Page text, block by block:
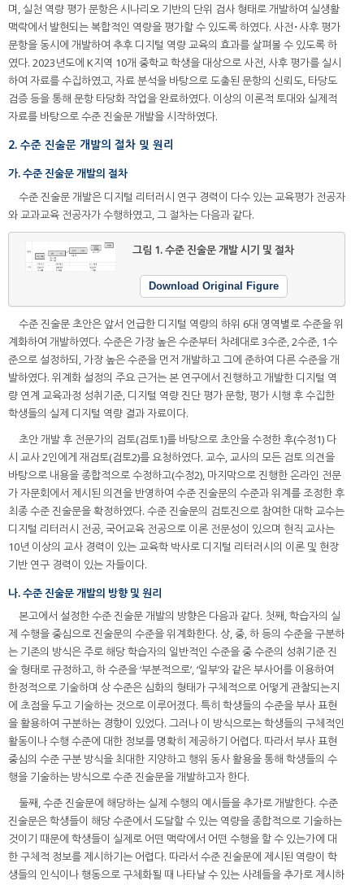
며, 실천 역량 평가 문항은 시나리오 기반의 단위 검사 형태로 개발하여 실생활
맥락에서 발현되는 복합적인 역량을 평가할 수 있도록 하였다. 사전･사후 평가
문항을 동시에 개발하여 추후 디지털 역량 교육의 효과를 살펴볼 수 있도록 하
였다. 2023년도에 K지역 10개 중학교 학생을 대상으로 사전, 사후 평가를 실시
하여 자료를 수집하였고, 자료 분석을 바탕으로 도출된 문항의 신뢰도, 타당도
검증 등을 통해 문항 타당화 작업을 완료하였다. 이상의 이론적 토대와 실제적
자료를 바탕으로 수준 진술문 개발을 시작하였다.
2. 수준 진술문 개발의 절차 및 원리
가. 수준 진술문 개발의 절차
수준 진술문 개발은 디지털 리터러시 연구 경력이 다수 있는 교육평가 전공자
와 교과교육 전공자가 수행하였고, 그 절차는 다음과 같다.
그림 1.수준 진술문 개발 시기 및 절차
Download Original Figure
수준 진술문 초안은 앞서 언급한 디지털 역량의 하위 6대 영역별로 수준을 위
계화하여 개발하였다. 수준은 가장 높은 수준부터 차례대로 3수준, 2수준, 1수
준으로 설정하되, 가장 높은 수준을 먼저 개발하고 그에 준하여 다른 수준을 개
발하였다. 위계화 설정의 주요 근거는 본 연구에서 진행하고 개발한 디지털 역
량 연계 교육과정 성취기준, 디지털 역량 진단 평가 문항, 평가 시행 후 수집한
학생들의 실제 디지털 역량 결과 자료이다.
초안 개발 후 전문가의 검토(검토1)를 바탕으로 초안을 수정한 후(수정1) 다
시 교사 2인에게 재검토(검토2)를 요청하였다. 교수, 교사의 모든 검토 의견을
바탕으로 내용을 종합적으로 수정하고(수정2), 마지막으로 진행한 온라인 전문
가 자문회에서 제시된 의견을 반영하여 수준 진술문의 수준과 위계를 조정한 후
최종 수준 진술문을 확정하였다. 수준 진술문의 검토진으로 참여한 대학 교수는
디지털 리터러시 전공, 국어교육 전공으로 이론 전문성이 있으며 현직 교사는
10년 이상의 교사 경력이 있는 교육학 박사로 디지털 리터러시의 이론 및 현장
기반 연구 경력이 있는 자들이다.
나. 수준 진술문 개발의 방향 및 원리
본고에서 설정한 수준 진술문 개발의 방향은 다음과 같다. 첫째, 학습자의 실
제 수행을 중심으로 진술문의 수준을 위계화한다. 상, 중, 하 등의 수준을 구분하
는 기존의 방식은 주로 해당 학습자의 일반적인 수준을 중 수준의 성취기준 진
술 형태로 규정하고, 하 수준을 ‘부분적으로’, ‘일부’와 같은 부사어를 이용하여
한정적으로 기술하며 상 수준은 심화의 형태가 구체적으로 어떻게 관찰되는지
에 초점을 두고 기술하는 것으로 이루어졌다. 특히 학생들의 수준을 부사 표현
을 활용하여 구분하는 경향이 있었다. 그러나 이 방식으로는 학생들의 구체적인
활동이나 수행 수준에 대한 정보를 명확히 제공하기 어렵다. 따라서 부사 표현
중심의 수준 구분 방식을 최대한 지양하고 행위 동사 활용을 통해 학생들의 수
행을 기술하는 방식으로 수준 진술문을 개발하고자 한다.
둘째, 수준 진술문에 해당하는 실제 수행의 예시들을 추가로 개발한다. 수준
진술문은 학생들이 해당 수준에서 도달할 수 있는 역량을 종합적으로 기술하는
것이기 때문에 학생들이 실제로 어떤 맥락에서 어떤 수행을 할 수 있는가에 대
한 구체적 정보를 제시하기는 어렵다. 따라서 수준 진술문에 제시된 역량이 학
생들의 인식이나 행동으로 구체화될 때 나타날 수 있는 사례들을 추가로 제시하